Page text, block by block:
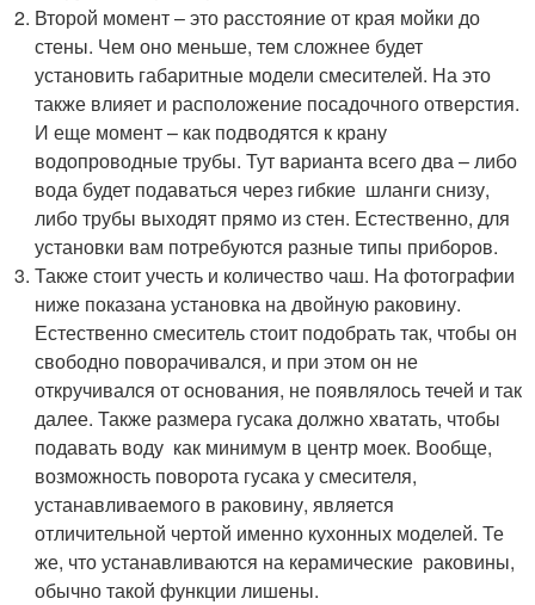
Второй момент – это расстояние от края мойки до
стены. Чем оно меньше, тем сложнее будет
установить габаритные модели смесителей. На это
также влияет и расположение посадочного отверстия.
И еще момент – как подводятся к крану
водопроводные трубы. Тут варианта всего два – либо
вода будет подаваться через гибкие шланги снизу,
либо трубы выходят прямо из стен. Естественно, для
установки вам потребуются разные типы приборов.
Также стоит учесть и количество чаш. На фотографии
ниже показана установка на двойную раковину.
Естественно смеситель стоит подобрать так, чтобы он
свободно поворачивался, и при этом он не
откручивался от основания, не появлялось течей и так
далее. Также размера гусака должно хватать, чтобы
подавать воду как минимум в центр моек. Вообще,
возможность поворота гусака у смесителя,
устанавливаемого в раковину, является
отличительной чертой именно кухонных моделей. Те
же, что устанавливаются на керамические раковины,
обычно такой функции лишены.